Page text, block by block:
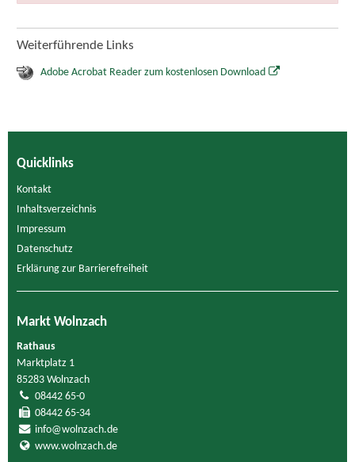
Weiterführende Links
Adobe Acrobat Reader zum kostenlosen Download
Quicklinks
Kontakt
Inhaltsverzeichnis
Impressum
Datenschutz
Erklärung zur Barrierefreiheit
Markt Wolnzach
Rathaus
Marktplatz 1
85283 Wolnzach
08442 65-0
08442 65-34
info@wolnzach.de
www.wolnzach.de